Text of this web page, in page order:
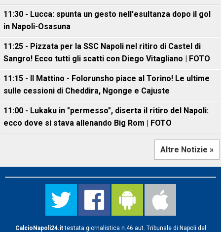
11:30 - Lucca: spunta un gesto nell'esultanza dopo il gol
in Napoli-Osasuna
11:25 - Pizzata per la SSC Napoli nel ritiro di Castel di
Sangro! Ecco tutti gli scatti con Diego Vitagliano | FOTO
11:15 - Il Mattino - Folorunsho piace al Torino! Le ultime
sulle cessioni di Cheddira, Ngonge e Cajuste
11:00 - Lukaku in "permesso", diserta il ritiro del Napoli:
ecco dove si stava allenando Big Rom | FOTO
Altre Notizie »
CalcioNapoli24.ittestata giornalistica n.46 aut. Tribunale di Napoli del